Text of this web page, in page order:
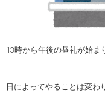
13時から午後の昼礼が始ま
日によってやることは変わ